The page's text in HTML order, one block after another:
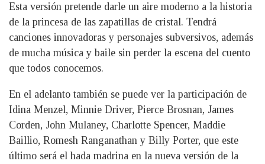
Esta versión pretende darle un aire moderno a la historia
de la princesa de las zapatillas de cristal. Tendrá
canciones innovadoras y personajes subversivos, además
de mucha música y baile sin perder la escena del cuento
que todos conocemos.
En el adelanto también se puede ver la participación de
Idina Menzel, Minnie Driver, Pierce Brosnan, James
Corden, John Mulaney, Charlotte Spencer, Maddie
Baillio, Romesh Ranganathan y Billy Porter, que este
último será el hada madrina en la nueva versión de la